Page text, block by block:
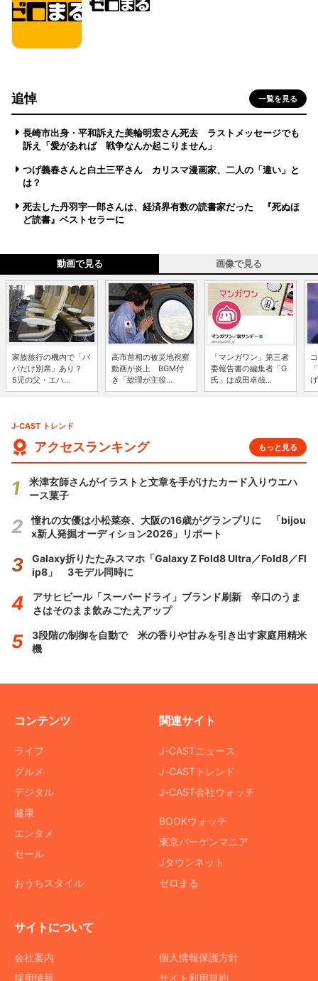
追悼 一覧を見る
長崎市出身・平和訴えた美輪明宏さん死去 ラストメッセージでも
訴え「愛があれば 戦争なんか起こりません」
つげ義春さんと白土三平さん カリスマ漫画家、二人の「違い」と
は？
死去した丹羽宇一郎さんは、経済界有数の読書家だった 『死ぬほ
ど読書』ベストセラーに
動画で見る 画像で見る
家族旅行の機内で「パ
パだけ別席」あり？
5児の父・エハ...
高市首相の被災地視察
動画が炎上 BGM付
き「総理が主役...
「マンガワン」第三者
委報告書の編集者「G
氏」は成田卓哉...
J-CAST トレンド
アクセスランキング もっと見る
米津玄師さんがイラストと文章を手がけたカード入りウエハ
ース菓子
憧れの女優は小松菜奈、大阪の16歳がグランプリに 「bijou
x新人発掘オーディション2026」リポート
Galaxy折りたたみスマホ「Galaxy Z Fold8 Ultra／Fold8／Fl
ip8」 3モデル同時に
アサヒビール「スーパードライ」ブランド刷新 辛口のうま
さはそのまま飲みごたえアップ
3段階の制御を自動で 米の香りや甘みを引き出す家庭用精米
機
コンテンツ
ライフ
グルメ
デジタル
健康
エンタメ
セール
おうちスタイル
関連サイト
J-CASTニュース
J-CASTトレンド
J-CAST会社ウォッチ
BOOKウォッチ
東京バーゲンマニア
Jタウンネット
ゼロまる
サイトについて
会社案内
採用情報
個人情報保護方針
サイト利用規約